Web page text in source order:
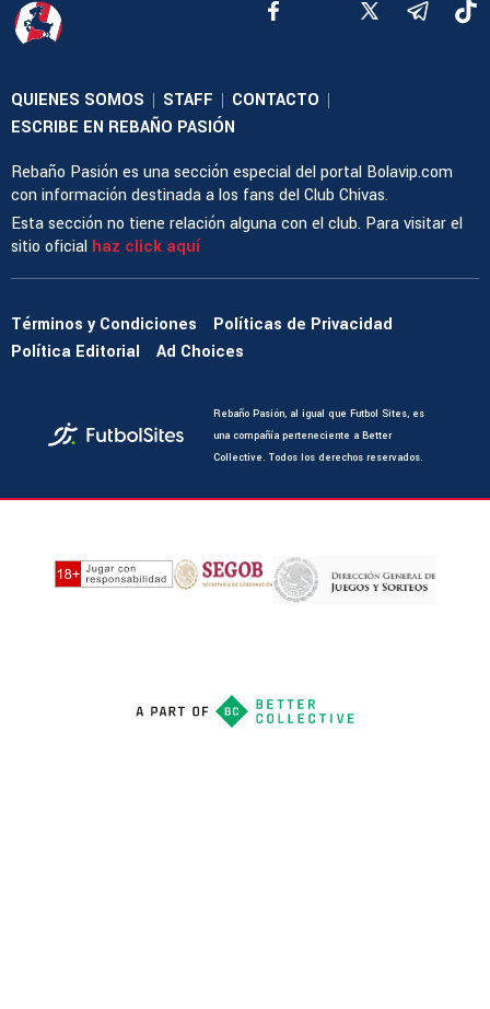
QUIENES SOMOS | STAFF | CONTACTO |
ESCRIBE EN REBAÑO PASIÓN
Rebaño Pasión es una sección especial del portal Bolavip.com
con información destinada a los fans del Club Chivas.
Esta sección no tiene relación alguna con el club. Para visitar el
sitio oficial haz click aquí
Términos y Condiciones
Políticas de Privacidad
Política Editorial
Ad Choices
Rebaño Pasión, al igual que Futbol Sites, es
una compañía perteneciente a Better
Collective. Todos los derechos reservados.